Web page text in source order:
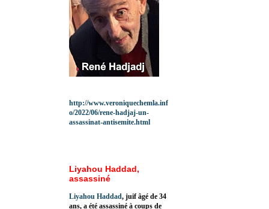
http://www.veroniquechemla.inf
o/2022/06/rene-hadjaj-un-
assassinat-antisemite.html
Liyahou Haddad,
assassiné
Liyahou Haddad, juif âgé de 34
ans, a été assassiné à coups de